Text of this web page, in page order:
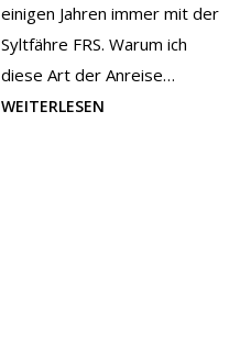
einigen Jahren immer mit der
Syltfähre FRS. Warum ich
diese Art der Anreise…
WEITERLESEN